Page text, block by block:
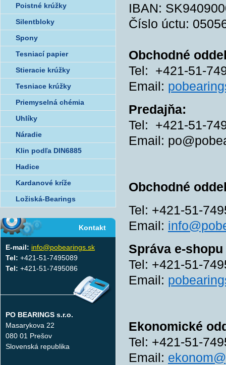
IBAN:
Číslo úctu:
Obchodné
Tel: +421-51-
Email:
Predajňa:
Tel: +421-51-
Email:
Obchodné
Tel: +421-51-
Email:
Správa e-shopu
Tel: +421-51-
Email:
Ekonomické
Tel: +421-51-
Email:
Poistné krúžky
Silentbloky
Spony
Tesniací papier
Stieracie krúžky
Tesniace krúžky
Priemyselná chémia
Uhlíky
Náradie
Klin podľa DIN6885
Hadice
Kardanové kríže
Ložiská-Bearings
Kontakt
E-mail: info@pobearings.sk
Tel: +421-51-7495089
Tel: +421-51-7495086
PO BEARINGS s.r.o.
Masarykova 22
080 01 Prešov
Slovenská republika